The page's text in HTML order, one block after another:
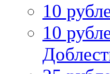
10
10